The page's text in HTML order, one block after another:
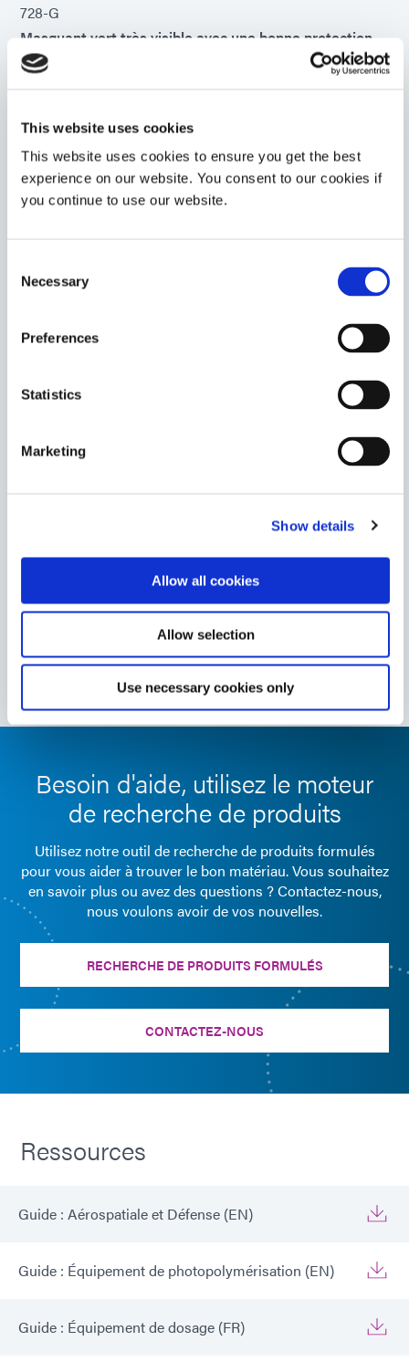
This website uses cookies
This website uses cookies to ensure you get the best
experience on our website. You consent to our cookies if
you continue to use our website.
Selection
Necessary
Preferences
Statistics
Marketing
Show details
Allow all cookies
Allow selection
Use necessary cookies only
728-G
Masquant vert très visible avec une bonne protection
de surface pendant le placage et les processus
agressifs de grenaillage, de grenaillage et
facilement par pelage après un trempage dans l'eau
chaude.
Americas
Asia
Europe
Le masquant bleu durcissable aux lumière UV/visible
imperméable à la plupart des solutions acides et
Europe
Masquant rose haute température pour revêtement
sablage. Ce masquant durcit sans coller lors de
l'exposition aux lumière UV/visible pour former des
Le masquant s'élimine facilement par incinération.
Europe
Besoin d'aide, utilisez le moteur
de recherche de produits
Utilisez notre outil de recherche de produits formulés
pour vous aider à trouver le bon matériau. Vous souhaitez
en savoir plus ou avez des questions ? Contactez-nous,
nous voulons avoir de vos nouvelles.
RECHERCHE DE PRODUITS FORMULÉS
CONTACTEZ-NOUS
Ressources
Guide : Aérospatiale et Défense (EN)
Guide : Équipement de photopolymérisation (EN)
Guide : Équipement de dosage (FR)